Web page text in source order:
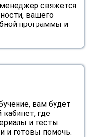
менеджер свяжется
вашего
программы и
вам будет
где
и тесты.
и готовы помочь.